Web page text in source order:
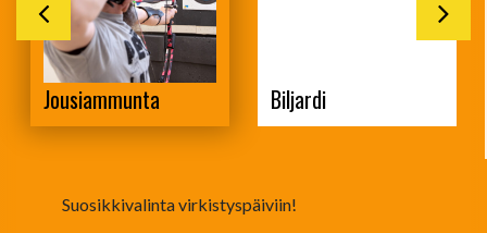
Jousiammunta Biljardi
Suosikkivalinta virkistyspäiviin!